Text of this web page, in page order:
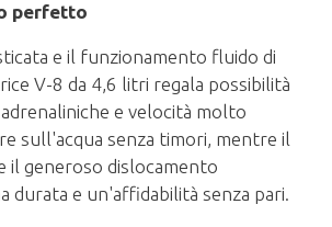
perfetto
e il funzionamento fluido di
V-8 da 4,6 litri regala possibilità
e velocità molto
sull'acqua senza timori, mentre il
il generoso dislocamento
durata e un'affidabilità senza pari.